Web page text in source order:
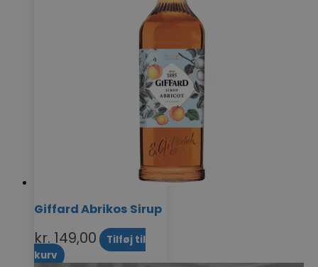
Giffard Abrikos Sirup
kr. 149,00
Tilføj til
kurv